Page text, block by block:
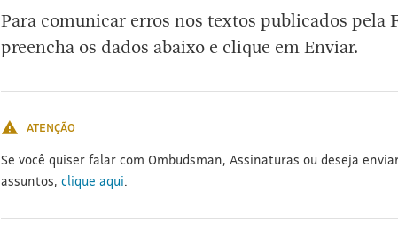
Para comunicar erros nos textos publicados pela
preencha os dados abaixo e clique em Enviar.
ATENÇÃO
Se você quiser falar com Ombudsman, Assinaturas ou deseja
assuntos, clique aqui.